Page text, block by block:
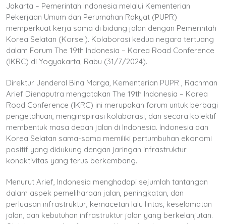
Jakarta – Pemerintah Indonesia melalui Kementerian
Pekerjaan Umum dan Perumahan Rakyat (PUPR)
memperkuat kerja sama di bidang jalan dengan Pemerintah
Korea Selatan (Korsel). Kolaborasi kedua negara tertuang
dalam Forum The 19th Indonesia – Korea Road Conference
(IKRC) di Yogyakarta, Rabu (31/7/2024).
Direktur Jenderal Bina Marga, Kementerian PUPR , Rachman
Arief Dienaputra mengatakan The 19th Indonesia – Korea
Road Conference (IKRC) ini merupakan forum untuk berbagi
pengetahuan, menginspirasi kolaborasi, dan secara kolektif
membentuk masa depan jalan di Indonesia. Indonesia dan
Korea Selatan sama-sama memiliki pertumbuhan ekonomi
positif yang didukung dengan jaringan infrastruktur
konektivitas yang terus berkembang.
Menurut Arief, Indonesia menghadapi sejumlah tantangan
dalam aspek pemeliharaan jalan, peningkatan, dan
perluasan infrastruktur, kemacetan lalu lintas, keselamatan
jalan, dan kebutuhan infrastruktur jalan yang berkelanjutan.